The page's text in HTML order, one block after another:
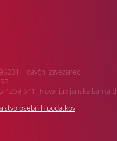
– davčni zavezanec
4269 641 Nova ljubljanska banka
osebnih podatkov